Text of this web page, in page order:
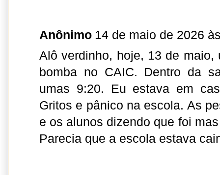
Anônimo 14 de maio de 2026
Alô verdinho, hoje, 13 de maio,
bomba no CAIC. Dentro da
umas 9:20. Eu estava em
Gritos e pânico na escola. As
e os alunos dizendo que foi
Parecia que a escola estava